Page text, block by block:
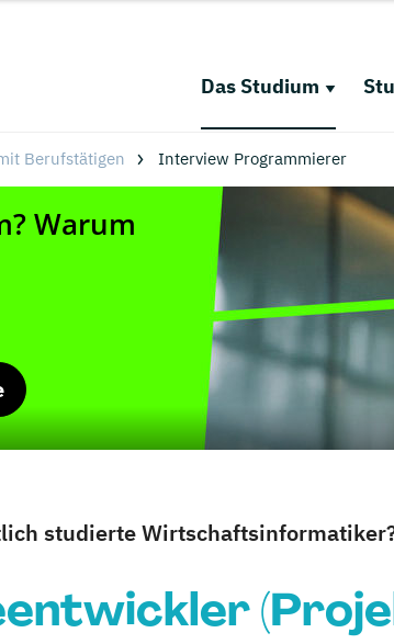
Das Studium
Berufstätigen Interview Programmierer
studierte